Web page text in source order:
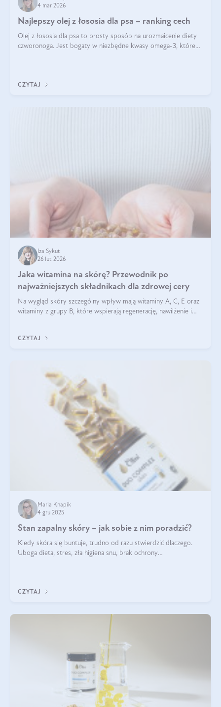
4 mar 2026
Najlepszy olej z łososia dla psa – ranking cech
Olej z łososia dla psa to prosty sposób na urozmaicenie diety
czworonoga. Jest bogaty w niezbędne kwasy omega-3, które
CZYTAJ
Iza Sykut
26 lut 2026
Jaka witamina na skórę? Przewodnik po
najważniejszych składnikach dla zdrowej cery
Na wygląd skóry szczególny wpływ mają witaminy A, C, E oraz
witaminy z grupy B, które wspierają regenerację, nawilżenie i
CZYTAJ
Maria Knapik
4 gru 2025
Stan zapalny skóry – jak sobie z nim poradzić?
Kiedy skóra się buntuje, trudno od razu stwierdzić dlaczego.
Uboga dieta, stres, zła higiena snu, brak ochrony
CZYTAJ